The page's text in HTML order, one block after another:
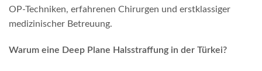
OP-Techniken, erfahrenen Chirurgen und erstklassiger
medizinischer Betreuung.
Warum eine Deep Plane Halsstraffung in der Türkei?